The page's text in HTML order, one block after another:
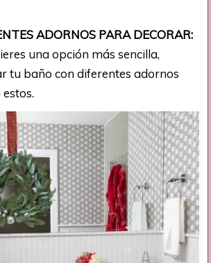
ADORNOS PARA DECORAR:
una opción más sencilla,
tu baño con diferentes adornos